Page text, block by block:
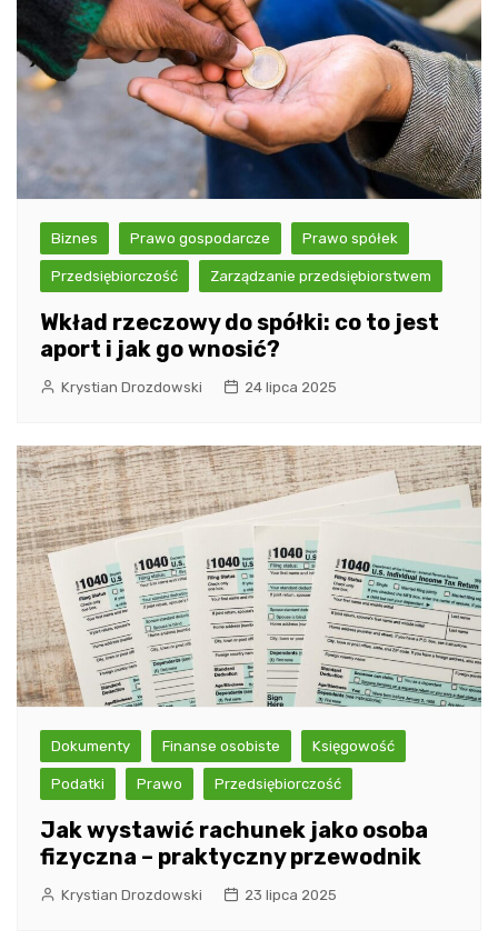
Biznes Prawo gospodarcze Prawo spółek
Przedsiębiorczość Zarządzanie przedsiębiorstwem
Wkład rzeczowy do spółki: co to jest
aport i jak go wnosić?
Krystian Drozdowski 24 lipca 2025
Dokumenty Finanse osobiste Księgowość
Podatki Prawo Przedsiębiorczość
Jak wystawić rachunek jako osoba
fizyczna – praktyczny przewodnik
Krystian Drozdowski 23 lipca 2025